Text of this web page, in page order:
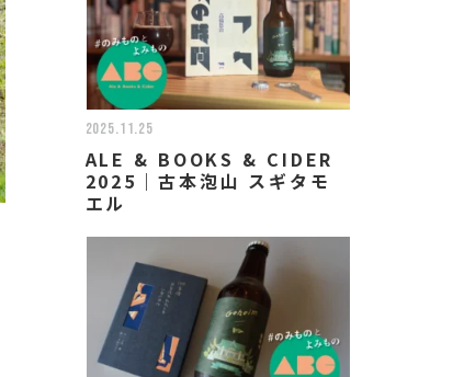
2025.11.25
ALE & BOOKS & CIDER
2025｜古本泡山 スギタモ
エル